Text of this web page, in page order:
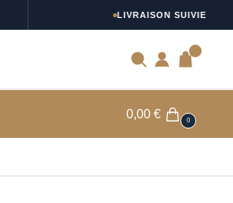
LIVRAISON SUIVIE
0,00€ 0